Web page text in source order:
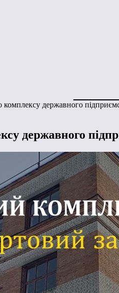
державного
державного